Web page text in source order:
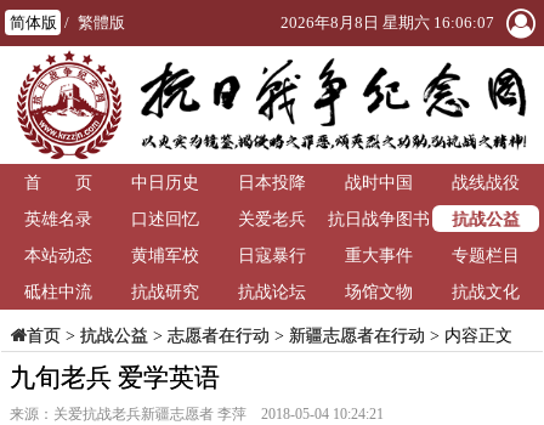
简体版 / 繁體版 2026年8月8日 星期六 16:06:08
首 页 中日历史 日本投降 战时中国
战线战役
英雄名录
口述回忆 关爱老兵
抗日战争图书
馆
抗战公益
本站动态
黄埔军校 日寇暴行 重大事件
专题栏目
砥柱中流
抗战研究 抗战论坛 场馆文物 抗战文化
首页> 抗战公益 > 志愿者在行动 > 新疆志愿者在行动 > 内容正文
九旬老兵 爱学英语
来源：关爱抗战老兵新疆志愿者 李萍 2018-05-04 10:24:21